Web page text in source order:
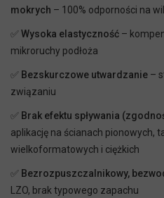
mokrych – 100% odporności na
✅Wysoka elastyczność –
mikroruchy podłoża
✅ Bezskurczowe utwardzanie –
związaniu
✅ Brak efektu spływania
aplikację na ścianach pionowych,
wielkoformatowych i ciężkich
✅ Bezrozpuszczalnikowy,
LZO, brak typowego zapachu